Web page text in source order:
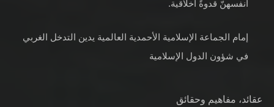
أنفسهنّ قدوةً أخلاقية.
إمام الجماعة الإسلامية الأحمدية العالمية يدين التدخل الغربي
في شؤون الدول الإسلامية
عقائد، مفاهيم وحقائق